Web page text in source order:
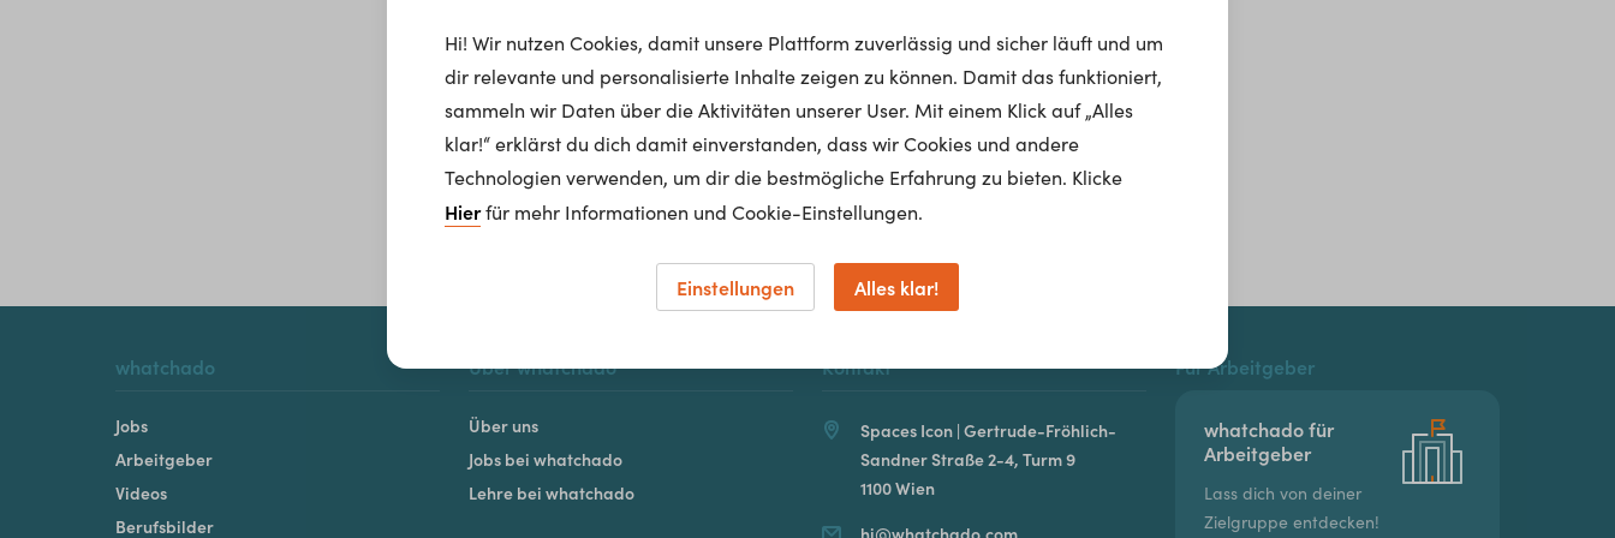
Homepage
whatchado
Jobs
Arbeitgeber
Videos
Berufsbilder
Über whatchado
Über uns
Jobs bei whatchado
Lehre bei whatchado
Kontakt
Spaces Icon | Gertrude-Fröhlich-
Sandner Straße 2-4, Turm 9
1100 Wien
hi@whatchado.com
Für Arbeitgeber
whatchado für
Arbeitgeber
Lass dich von deiner
Zielgruppe entdecken!
Hi! Wir nutzen Cookies, damit unsere Plattform zuverlässig und sicher läuft und um
dir relevante und personalisierte Inhalte zeigen zu können. Damit das funktioniert,
sammeln wir Daten über die Aktivitäten unserer User. Mit einem Klick auf „Alles
klar!“ erklärst du dich damit einverstanden, dass wir Cookies und andere
Technologien verwenden, um dir die bestmögliche Erfahrung zu bieten. Klicke
Hierfür mehr Informationen und Cookie-Einstellungen.
Einstellungen Alles klar!